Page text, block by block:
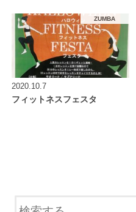
ZUMBA
2020.10.7
フィットネスフェスタ